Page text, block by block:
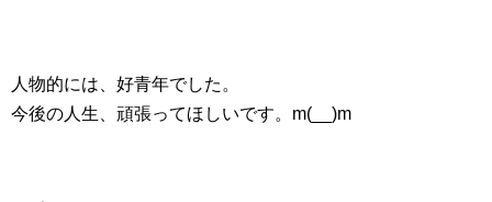
人物的には、好青年でした。
今後の人生、頑張ってほしいです。m(__)m